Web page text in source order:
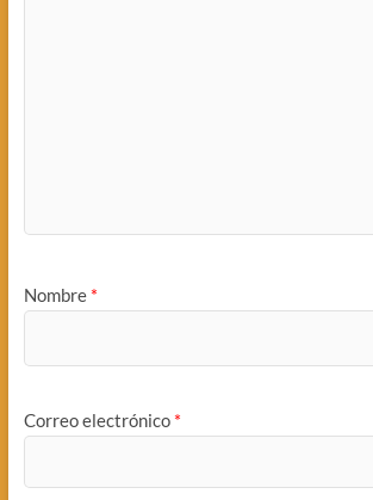
Nombre *
Correo electrónico *